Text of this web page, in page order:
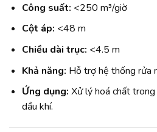
Công suất: <250 m³/giờ
Cột áp: <48 m
Chiều dài trục: <4.5 m
Khả năng: Hỗ trợ hệ thống rửa
Ứng dụng: Xử lý hoá chất trong
dầu khí.